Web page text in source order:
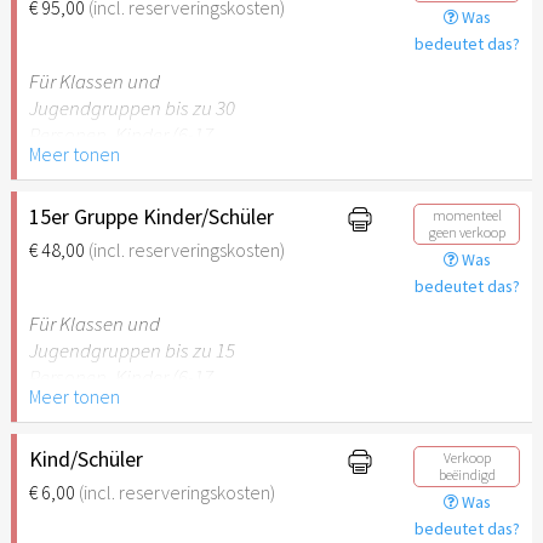
empfehlenswert.
€ 95,00 (incl. reserveringskosten)
Was
bedeutet das?
Für Klassen und
Jugendgruppen bis zu 30
Jahre) oder Schüler mit
Schülerausweis inklusive 2
erwachsene
Begleitpersonen.
Jahren ist der Ostergarten
Stuttgart nicht
Meer tonen
15er Gruppe Kinder/Schüler
€ 48,00 (incl. reserveringskosten)
momenteel
geen verkoop
Was
bedeutet das?
Für Klassen und
Jugendgruppen bis zu 15
Jahre) oder Schüler mit
Schülerausweis inklusive 1
erwachsene Begleitperson.
Hinweis: Für Kinder unter 6
Meer tonen
Kind/Schüler
€ 6,00 (incl. reserveringskosten)
Verkoop
beëindigd
Was
bedeutet das?